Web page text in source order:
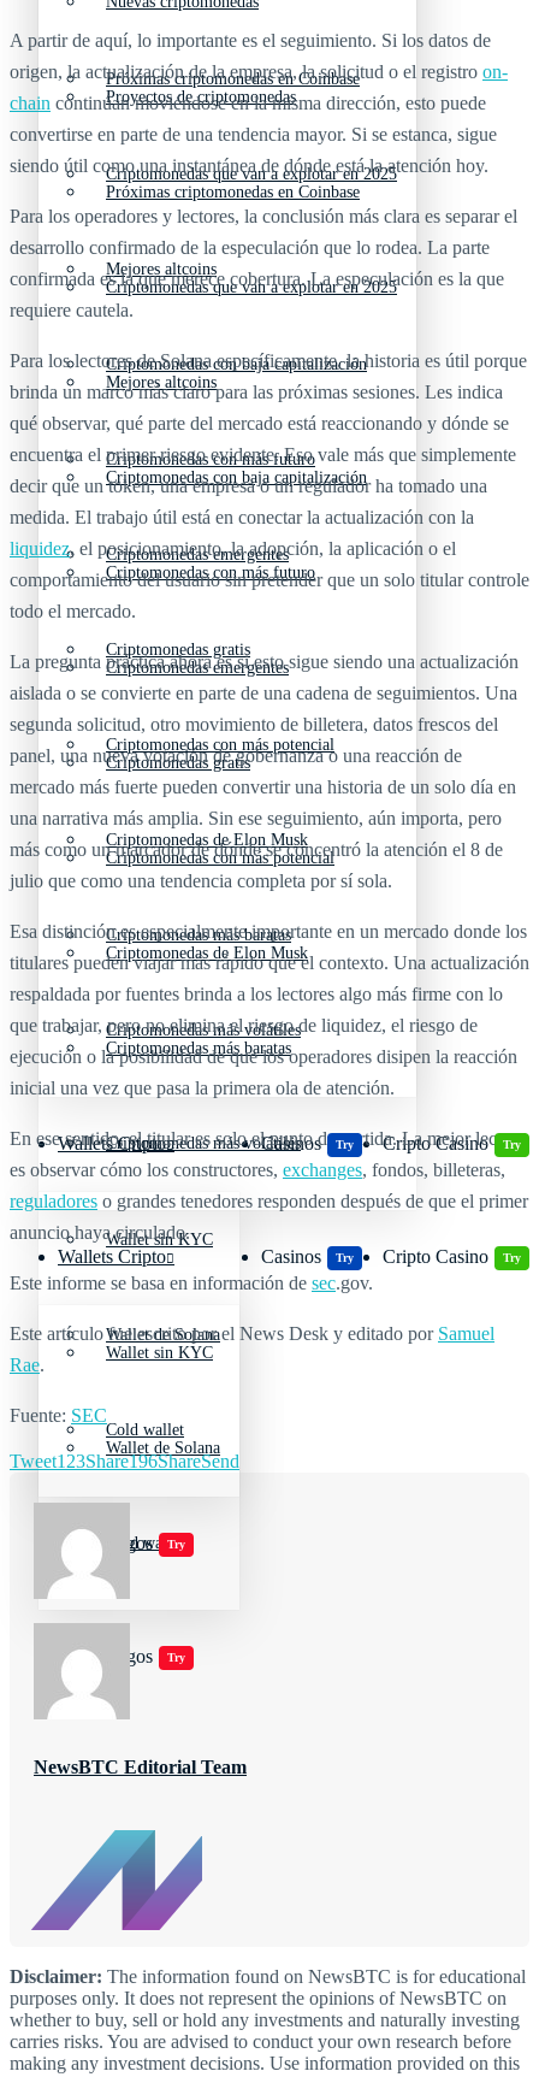
Próximas criptomonedas en Coinbase
Criptomonedas que van a explotar en 2025
Mejores altcoins
Criptomonedas con baja capitalización
Criptomonedas con más futuro
Criptomonedas emergentes
Criptomonedas gratis
Criptomonedas con más potencial
Criptomonedas de Elon Musk
Criptomonedas más baratas
Criptomonedas más volátiles
Wallets Cripto
Wallet sin KYC
Wallet de Solana
Cold wallet
Casinos Try Cripto Casino Try
Jugar juegos Try
Proyectos de criptomonedas
Próximas criptomonedas en Coinbase
Criptomonedas que van a explotar en 2025
Mejores altcoins
Criptomonedas con baja capitalización
Criptomonedas con más futuro
Criptomonedas emergentes
Criptomonedas gratis
Criptomonedas con más potencial
Criptomonedas de Elon Musk
Criptomonedas más baratas
Criptomonedas más volátiles
Wallets Cripto
Wallet sin KYC
Wallet de Solana
Cold wallet
Casinos Try Cripto Casino Try
Jugar juegos Try
A partir de aquí, lo importante es el seguimiento. Si los datos de
origen, la actualización de la empresa, la solicitud o el registro on-
chain continúan moviéndose en la misma dirección, esto puede
convertirse en parte de una tendencia mayor. Si se estanca, sigue
siendo útil como una instantánea de dónde está la atención hoy.
Para los operadores y lectores, la conclusión más clara es separar el
desarrollo confirmado de la especulación que lo rodea. La parte
confirmada es la que merece cobertura. La especulación es la que
requiere cautela.
Para los lectores de Solana específicamente, la historia es útil porque
brinda un marco más claro para las próximas sesiones. Les indica
qué observar, qué parte del mercado está reaccionando y dónde se
encuentra el primer riesgo evidente. Eso vale más que simplemente
decir que un token, una empresa o un regulador ha tomado una
medida. El trabajo útil está en conectar la actualización con la
liquidez, el posicionamiento, la adopción, la aplicación o el
comportamiento del usuario sin pretender que un solo titular controle
todo el mercado.
La pregunta práctica ahora es si esto sigue siendo una actualización
aislada o se convierte en parte de una cadena de seguimientos. Una
segunda solicitud, otro movimiento de billetera, datos frescos del
panel, una nueva votación de gobernanza o una reacción de
mercado más fuerte pueden convertir una historia de un solo día en
una narrativa más amplia. Sin ese seguimiento, aún importa, pero
más como un marcador de dónde se concentró la atención el 8 de
julio que como una tendencia completa por sí sola.
Esa distinción es especialmente importante en un mercado donde los
titulares pueden viajar más rápido que el contexto. Una actualización
respaldada por fuentes brinda a los lectores algo más firme con lo
que trabajar, pero no elimina el riesgo de liquidez, el riesgo de
ejecución o la posibilidad de que los operadores disipen la reacción
inicial una vez que pasa la primera ola de atención.
En ese sentido, el titular es solo el punto de partida. La mejor lectura
es observar cómo los constructores, exchanges, fondos, billeteras,
reguladores o grandes tenedores responden después de que el primer
anuncio haya circulado.
Este informe se basa en información de sec.gov.
Este artículo fue escrito por el News Desk y editado por Samuel
Rae.
Fuente: SEC
Tweet123Share196ShareSend
NewsBTC Editorial Team
Disclaimer: The information found on NewsBTC is for educational
purposes only. It does not represent the opinions of NewsBTC on
whether to buy, sell or hold any investments and naturally investing
carries risks. You are advised to conduct your own research before
making any investment decisions. Use information provided on this